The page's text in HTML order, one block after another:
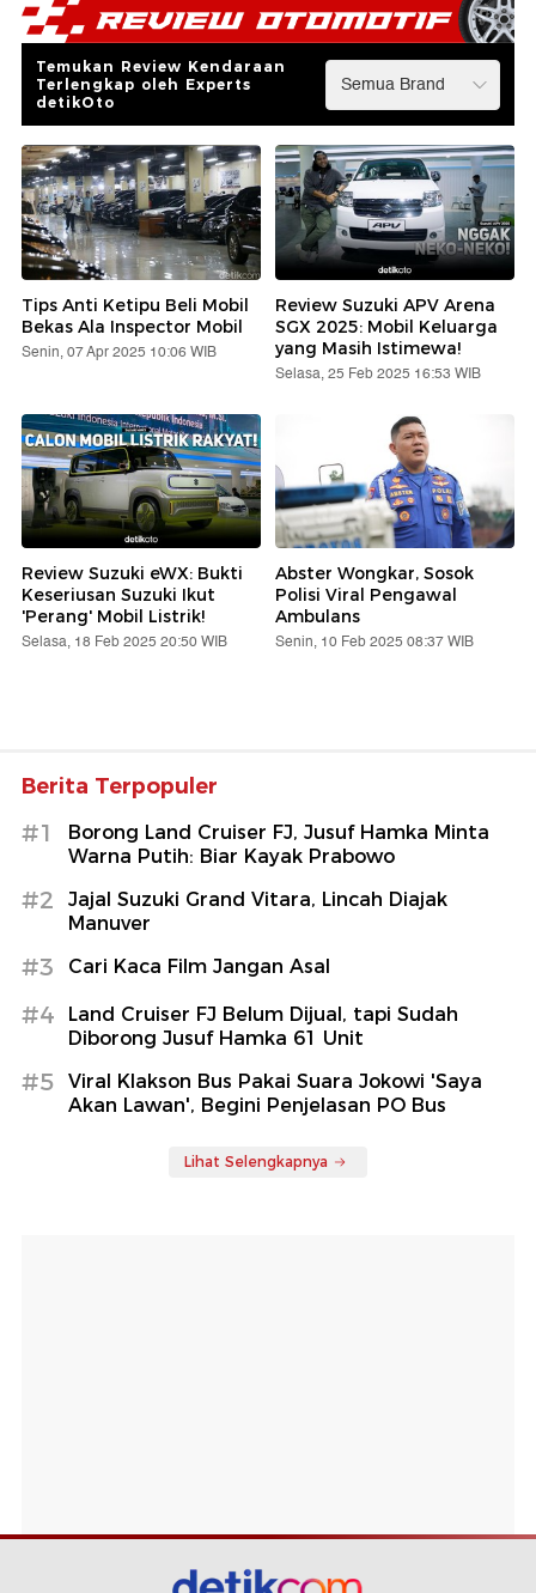
Temukan Review Kendaraan
Terlengkap oleh Experts
detikOto
Tips Anti Ketipu Beli Mobil
Bekas Ala Inspector Mobil
Senin, 07 Apr 2025 10:06 WIB
Review Suzuki APV Arena
SGX 2025: Mobil Keluarga
yang Masih Istimewa!
Selasa, 25 Feb 2025 16:53 WIB
Review Suzuki eWX: Bukti
Keseriusan Suzuki Ikut
'Perang' Mobil Listrik!
Selasa, 18 Feb 2025 20:50 WIB
Abster Wongkar, Sosok
Polisi Viral Pengawal
Ambulans
Senin, 10 Feb 2025 08:37 WIB
Berita Terpopuler
#1
Borong Land Cruiser FJ, Jusuf Hamka Minta
Warna Putih: Biar Kayak Prabowo
#2
Jajal Suzuki Grand Vitara, Lincah Diajak
Manuver
#3 Cari Kaca Film Jangan Asal
#4
Land Cruiser FJ Belum Dijual, tapi Sudah
Diborong Jusuf Hamka 61 Unit
#5
Viral Klakson Bus Pakai Suara Jokowi 'Saya
Akan Lawan', Begini Penjelasan PO Bus
Lihat Selengkapnya